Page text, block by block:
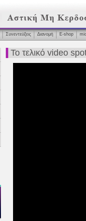
Συνεντεύξεις Διανομή Ε-shop
Το τελικό video